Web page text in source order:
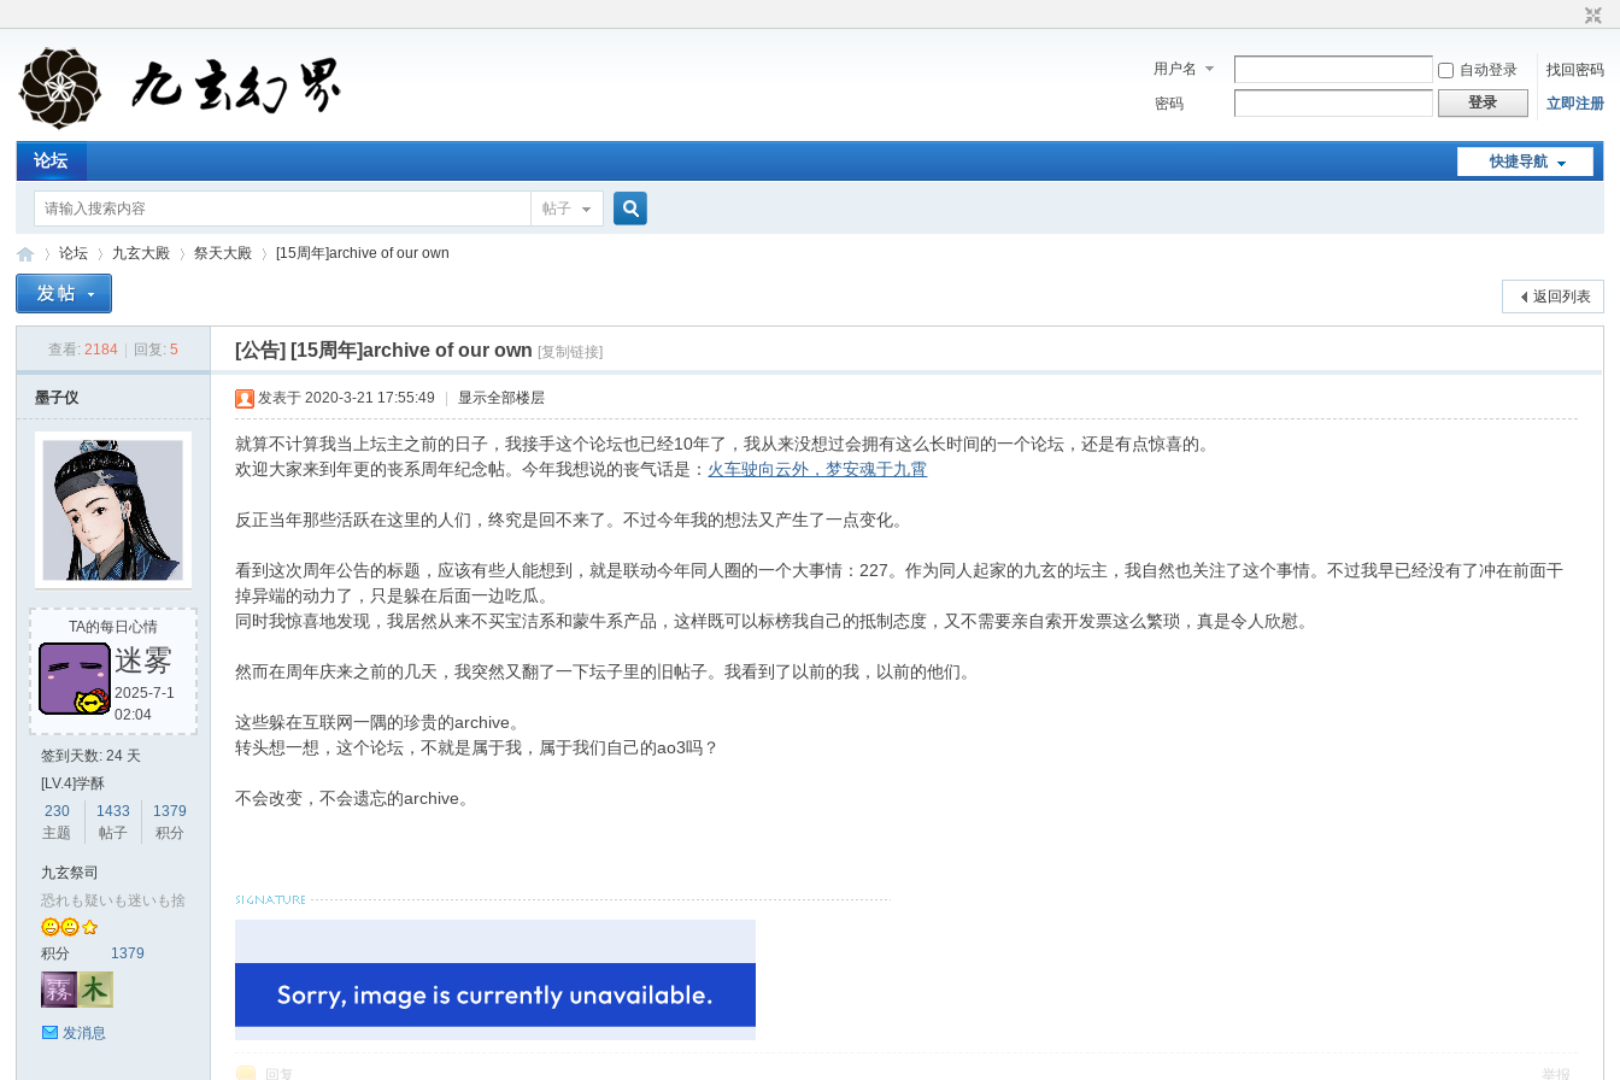
用户名 自动登录
找回密码
密码
登录 立即注册
快捷导航
论坛
帖子
论坛
›
九玄大殿
›
祭天大殿
›
[15周年]archive of our own
返回列表
查看: 2184 回复: 5 [公告] [15周年]archive of our own [复制链接]
墨子仪
TA的每日心情
迷雾
2025-7-1
02:04
签到天数: 24 天
[LV.4]学酥
230
主题
1433
帖子
1379
积分
九玄祭司
恐れも疑いも迷いも捨
积分 1379
发消息
发表于 2020-3-21 17:55:49 显示全部楼层
就算不计算我当上坛主之前的日子，我接手这个论坛也已经10年了，我从来没想过会拥有这么长时间的一个论坛，还是有点惊喜的。
欢迎大家来到年更的丧系周年纪念帖。今年我想说的丧气话是： 火车驶向云外，梦安魂于九霄
反正当年那些活跃在这里的人们，终究是回不来了。不过今年我的想法又产生了一点变化。
看到这次周年公告的标题，应该有些人能想到，就是联动今年同人圈的一个大事情：227。作为同人起家的九玄的坛主，我自然也关注了这个事情。不过我早已经没有了冲在前面干
掉异端的动力了，只是躲在后面一边吃瓜。
同时我惊喜地发现，我居然从来不买宝洁系和蒙牛系产品，这样既可以标榜我自己的抵制态度，又不需要亲自索开发票这么繁琐，真是令人欣慰。
然而在周年庆来之前的几天，我突然又翻了一下坛子里的旧帖子。我看到了以前的我，以前的他们。
这些躲在互联网一隅的珍贵的archive。
转头想一想，这个论坛，不就是属于我，属于我们自己的ao3吗？
不会改变，不会遗忘的archive。
回复 举报